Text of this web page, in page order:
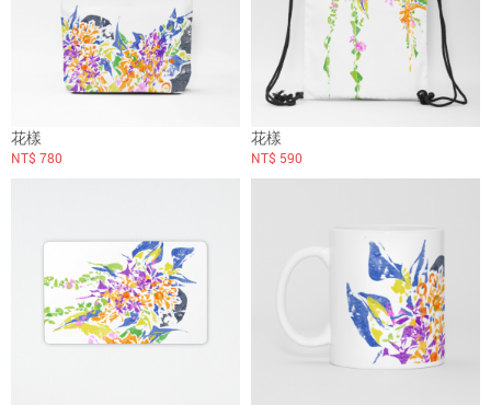
花樣
NT$ 780
花樣
NT$ 590